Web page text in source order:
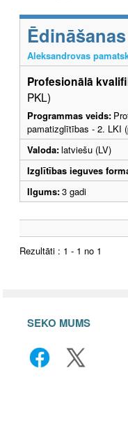
Aleksandrovas
Profesionālā
PKL)
Programmas veids:
pamatizglītības - 2. LKI
Valoda:latviešu (LV)
Izglītības ieguves
Ilgums:3 gadi
Rezultāti : 1 - 1 no 1
SEKO MUMS